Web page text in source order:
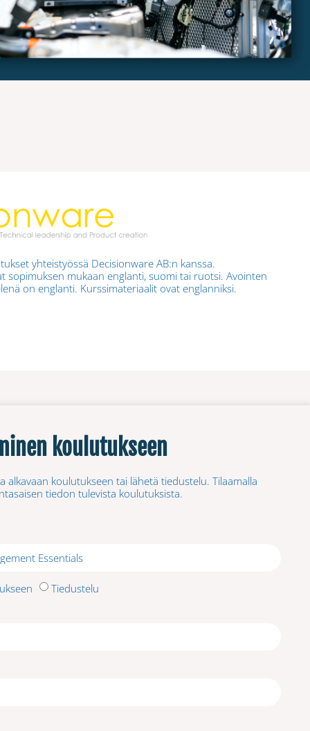
yhteistyössä Decisionware AB:n kanssa.
sopimuksen mukaan englanti, suomi tai ruotsi. Avointen
on englanti. Kurssimateriaalit ovat englanniksi.
koulutukseen
alkavaan koulutukseen tai lähetä tiedustelu. Tilaamalla
tiedon tulevista koulutuksista.
Tiedustelu